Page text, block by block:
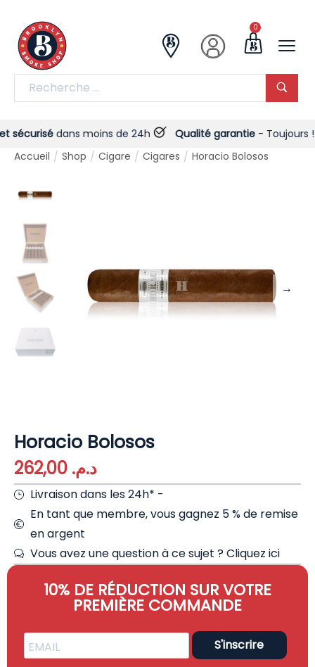
0
dans moins de 24h Qualité garantie- Toujours !
Accueil / Shop / Cigare / Cigares / Horacio Bolosos
Horacio Bolosos
د.م.
Livraison dans les 24h* -
En tant que membre, vous gagnez 5 % de remise
en argent
Vous avez une question à ce sujet ?Cliquez ici
10% DE RÉDUCTION SUR VOTRE
PREMIÈRE COMMANDE
S'inscrire